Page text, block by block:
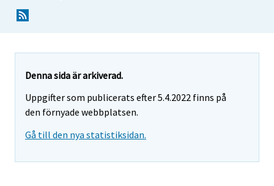
Denna sida är arkiverad.
Uppgifter som publicerats efter 5.4.2022 finns på
den förnyade webbplatsen.
Gå till den nya statistiksidan.